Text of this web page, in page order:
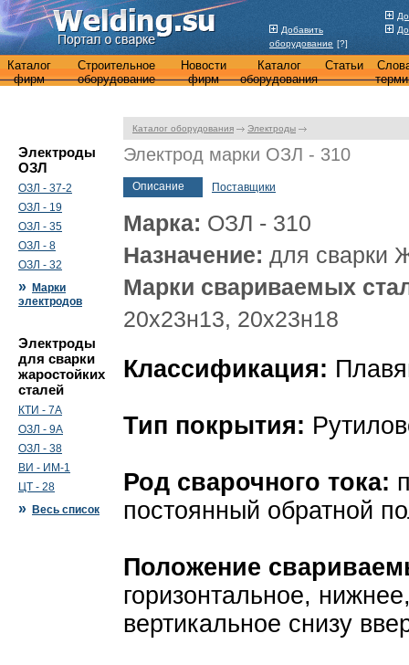
Добавить
оборудование [?]
Каталог
фирм
Строительное
оборудование
Новости
фирм
Каталог
оборудования
Статьи
Электроды
ОЗЛ
ОЗЛ - 37-2
ОЗЛ - 19
ОЗЛ - 35
ОЗЛ - 8
ОЗЛ - 32
» Марки
электродов
Электроды
для сварки
жаростойких
сталей
КТИ - 7А
ОЗЛ - 9А
ОЗЛ - 38
ВИ - ИМ-1
ЦТ - 28
» Весь список
Каталог оборудования Электроды
Электрод марки ОЗЛ - 310
Описание Поставщики
Марка: ОЗЛ - 310
Назначение: для сварки
Марки свариваемых
20х23н13, 20х23н18
Классификация:
Тип покрытия:
Род сварочного тока:
постоянный обратной
Положение
горизонтальное,
вертикальное снизу